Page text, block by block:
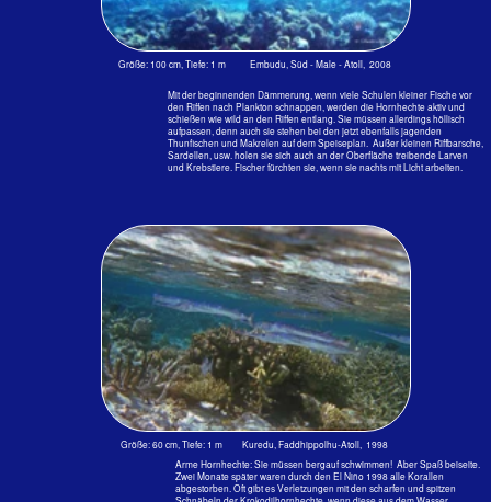
Größe: 40 cm, Tiefe: 0.5 m; Embudu, Süd - Male - Atoll, 2012
auf, wo sie nach kleinen Schwarmfischen jagen.
Sie kreisen die Schwärme regelrecht ein und schießen dann von allen Seiten
gleichzeitig in den auseinander spritzenden Schwarm hinein. Alle diese langen
Fische weisen eine Gegenschattierung auf. Die Rücken sind dunkler gefärbt, meist
bläulich oder grünlich und die Bauchseiten weiß oder silbern, damit sie sich gegen
Gerne mischen sie sich mit Schulen von anderen, harmlosen, weil Plankton
fressenden Fischen, um auf diese Weise näher an ihre Beutefische heranzukommen.
Vorkommen: In allen warmen und gemäßigten Meeren.